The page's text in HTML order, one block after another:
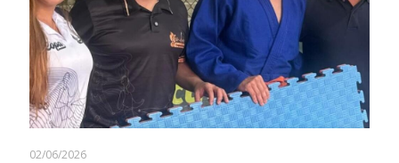
02/06/2026